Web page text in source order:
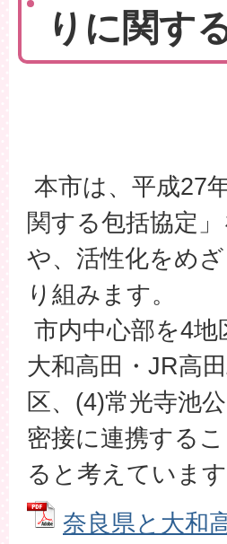
りに関す
本市は、平成27
関する包括協定
や、活性化をめ
り組みます。
市内中心部を4
大和高田・JR高
区、(4)常光寺池
密接に連携する
ると考えています
奈良県と大和